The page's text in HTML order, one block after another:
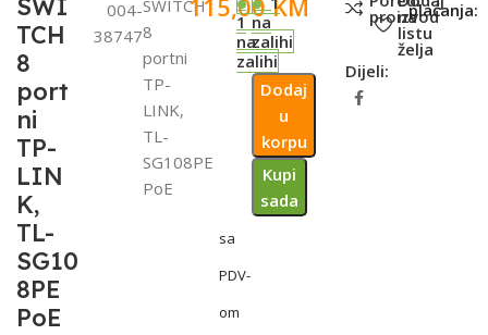
SWI
TCH
8
port
ni
TP-
LIN
K,
TL-
SG10
8PE
PoE
004-
38747
SWITCH
8
portni
TP-
LINK,
TL-
SG108PE
PoE
115,00KM
sa
PDV-
om
1
na
zalihi
na
zalihi
Dodaj
u
korpu
Kupi
sada
proizvod
na
listu
želja
Dijeli:
plaćanja: